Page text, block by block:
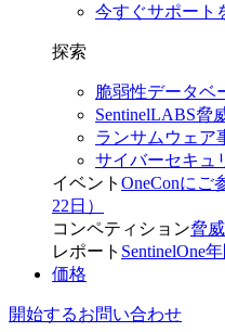
今すぐサポート
探索
脆弱性データベ
SentinelLABS脅
ランサムウェア
サイバーセキュ
イベント OneConにご
22日）
コンペティション脅
レポート SentinelOne
価格
開始するお問い合わせ